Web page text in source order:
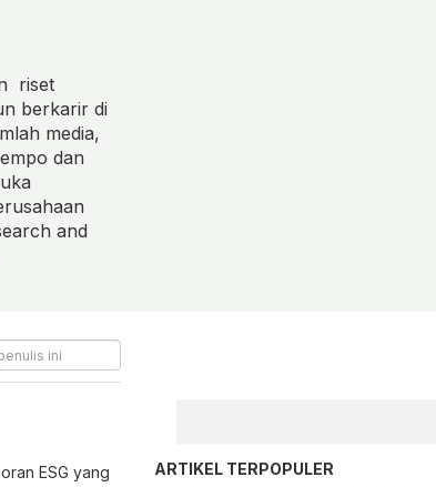
riset
berkarir di
media,
dan
and
ESG yang
ARTIKEL TERPOPULER